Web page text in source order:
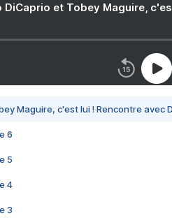
DiCaprio et Tobey Maguire,
Maguire, c'est lui ! Rencontre avec
6
5
4
3